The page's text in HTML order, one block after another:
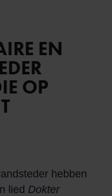
EN
OP
hebben
lied Dokter